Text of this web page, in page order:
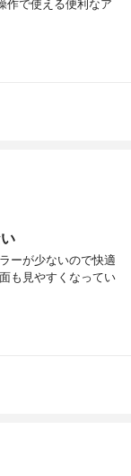
作で使える便利なア
ーが少ないので快適
も見やすくなってい